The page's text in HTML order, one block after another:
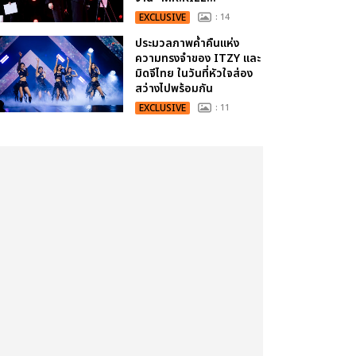
EXCLUSIVE : 14
ประมวลภาพค่ำคืนแห่ง
ความทรงจำของ ITZY และ
มิดจีไทย ในวันที่หัวใจส่อง
สว่างไปพร้อมกัน
EXCLUSIVE : 11